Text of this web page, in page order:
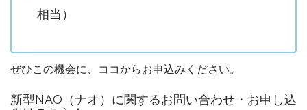
相当）
ぜひこの機会に、ココからお申込みください。
新型NAO（ナオ）に関するお問い合わせ・お申し込